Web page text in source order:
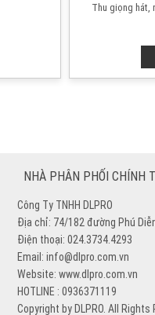
Thu giọng hát,
NHÀ PHÂN PHỐI CHÍNH
Công Ty TNHH DLPRO
Địa chỉ: 74/182 đường Phú
Điện thoại: 024.3734.4293
Email: info@dlpro.com.vn
Website: www.dlpro.com.vn
HOTLINE : 0936371119
Copyright by DLPRO. All Rights